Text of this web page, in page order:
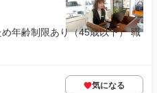
年齢制限あり（45歳以下） 職
気になる